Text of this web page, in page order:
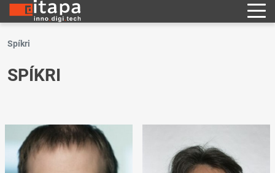
Spíkri
SPÍKRI